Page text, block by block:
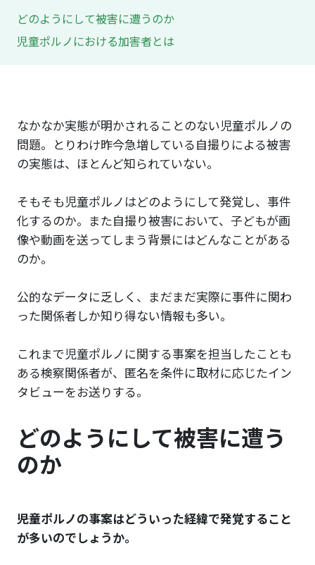
どのようにして被害に遭うのか
児童ポルノにおける加害者とは
なかなか実態が明かされることのない児童ポルノの
問題。とりわけ昨今急増している自撮りによる被害
の実態は、ほとんど知られていない。
そもそも児童ポルノはどのようにして発覚し、事件
化するのか。また自撮り被害において、子どもが画
像や動画を送ってしまう背景にはどんなことがある
のか。
公的なデータに乏しく、まだまだ実際に事件に関わ
った関係者しか知り得ない情報も多い。
これまで児童ポルノに関する事案を担当したことも
ある検察関係者が、匿名を条件に取材に応じたイン
タビューをお送りする。
どのようにして被害に遭う
のか
――児童ポルノの事案はどういった経緯で発覚すること
が多いのでしょうか。